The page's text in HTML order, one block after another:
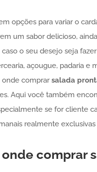
opções para variar o
um sabor delicioso,
caso o seu desejo seja
açougue, padaria e
comprarsalada
Aqui você também
se for cliente
realmente
onde comprar